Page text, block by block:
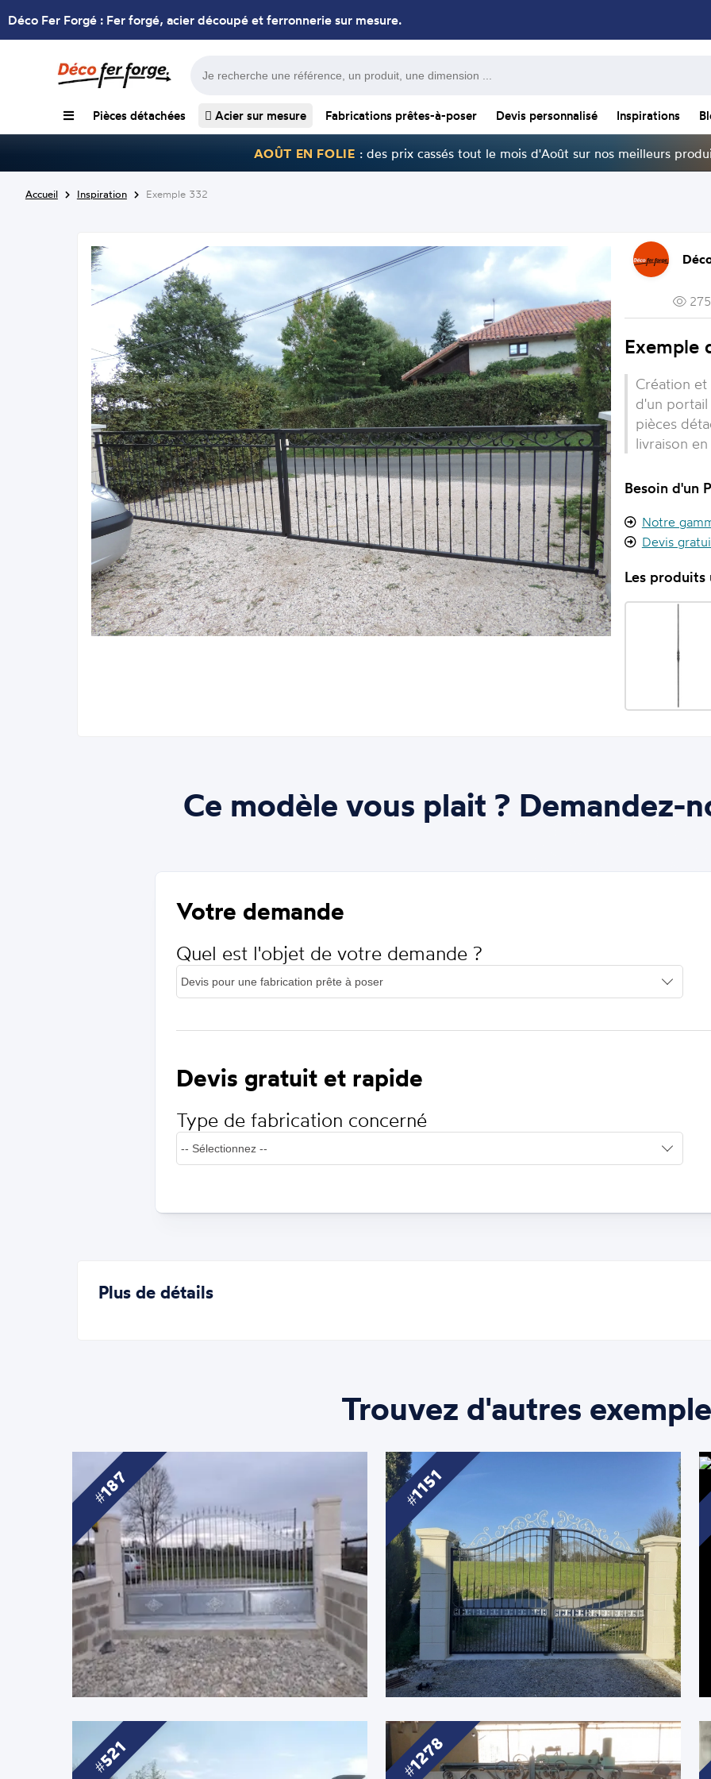
Déco Fer Forgé : Fer forgé, acier découpé et ferronnerie sur mesure.
Pièces détachées Acier sur mesure Fabrications prêtes-à-poser Devis personnalisé Inspirations
AOÛT EN FOLIE : des prix cassés tout le mois d'Août sur nos meilleurs
Accueil Inspiration Exemple 332
Exemple
Création
d'un
pièces
livraison
Besoin d'un
Notre
Devis
Les produits
Ce modèle vous plait ? Demandez-
Votre demande
Quel est l'objet de votre demande ?
Devis gratuit et rapide
Type de fabrication concerné
Plus de détails
Trouvez d'autres
187 1151
521 1278